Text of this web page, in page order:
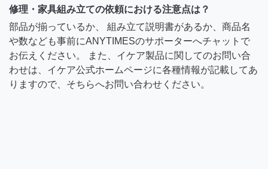
修理・家具組み立ての依頼における注意点は？
部品が揃っているか、 組み立て説明書があるか、商品名
や数なども事前にANYTIMESのサポーターへチャットで
お伝えください。 また、イケア製品に関してのお問い合
わせは、イケア公式ホームページに各種情報が記載してあ
りますので、そちらへお問い合わせください。